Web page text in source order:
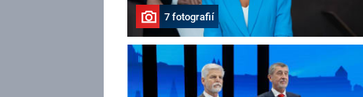
7 fotografií